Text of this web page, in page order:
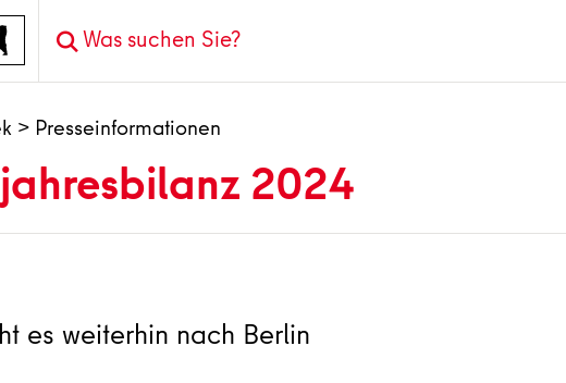
> Presseinformationen
2024
es weiterhin nach Berlin